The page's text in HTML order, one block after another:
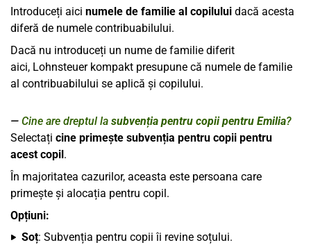
Introduceți aici numele de familie al copilului dacă acesta
diferă de numele contribuabilului.
Dacă nu introduceți un nume de familie diferit
aici, Lohnsteuer kompakt presupune că numele de familie
al contribuabilului se aplică și copilului.
Cine are dreptul la subvenția pentru copii pentru Emilia?
Selectați cine primește subvenția pentru copii pentru
acest copil .
În majoritatea cazurilor, aceasta este persoana care
primește și alocația pentru copil.
Opțiuni:
Soț: Subvenția pentru copii îi revine soțului.